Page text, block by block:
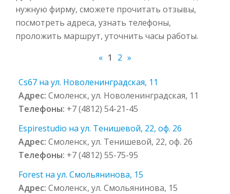
нужную фирму, сможете прочитать отзывы,
посмотреть адреса, узнать телефоны,
проложить маршрут, уточнить часы работы.
« 1 2 »
Cs67 на ул. Новоленинградская, 11
Адрес:Смоленск, ул. Новоленинградская, 11
Телефоны: +7 (4812) 54-21-45
Espirestudio на ул. Тенишевой, 22, оф. 26
Адрес:Смоленск, ул. Тенишевой, 22, оф. 26
Телефоны: +7 (4812) 55-75-95
Forest на ул. Смольянинова, 15
Адрес:Смоленск, ул. Смольянинова, 15